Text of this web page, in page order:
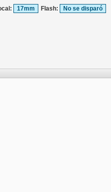
17mm Flash: No se disparó